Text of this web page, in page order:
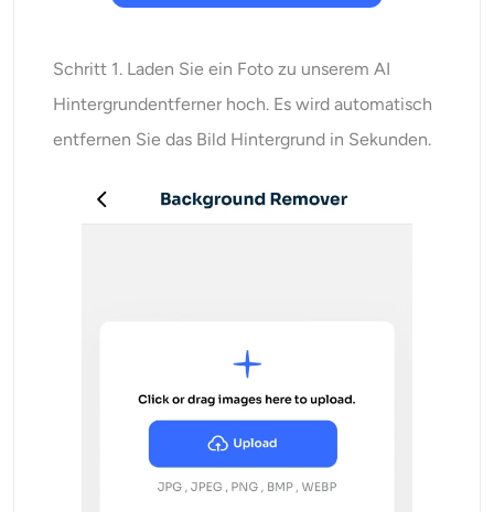
Schritt 1. Laden Sie ein Foto zu unserem AI
Hintergrundentferner hoch. Es wird automatisch
entfernen Sie das Bild Hintergrund in Sekunden.